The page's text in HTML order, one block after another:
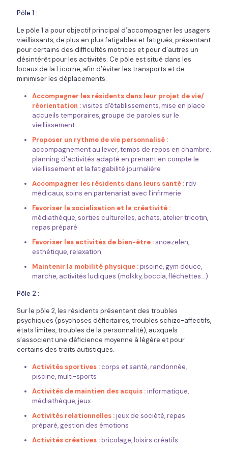
Pôle 1 :
Le pôle 1 a pour objectif principal d’accompagner les usagers
vieillissants, de plus en plus fatigables et fatigués, présentant
pour certains des difficultés motrices et pour d’autres un
désintérêt pour les activités. Ce pôle est situé dans les
locaux de la Licorne, afin d’éviter les transports et de
minimiser les déplacements.
Accompagner les résidents dans leur projet de vie/
réorientation :visites d'établissements, mise en place
accueils temporaires, groupe de paroles sur le
vieillissement
Proposer un rythme de vie personnalisé :
accompagnement au lever, temps de repos en chambre,
planning d'activités adapté en prenant en compte le
vieillissement et la fatigabilité journalière
Accompagner les résidents dans leurs santé :rdv
médicaux, soins en partenariat avec l'infirmerie
Favoriser la socialisation et la créativité :
médiathèque, sorties culturelles, achats, atelier tricotin,
repas préparé
Favoriser les activités de bien-être :snoezelen,
esthétique, relaxation
Maintenir la mobilité physique :piscine, gym douce,
marche, activités ludiques (molkky, boccia, fléchettes...)
Pôle 2 :
Sur le pôle 2, les résidents présentent des troubles
psychiques (psychoses déficitaires, troubles schizo-affectifs,
états limites, troubles de la personnalité), auxquels
s’associent une déficience moyenne à légère et pour
certains des traits autistiques.
Activités sportives : corps et santé, randonnée,
piscine, multi-sports
Activités de maintien des acquis :informatique,
médiathèque, jeux
Activités relationnelles :jeux de société, repas
préparé, gestion des émotions
Activités créatives :bricolage, loisirs créatifs